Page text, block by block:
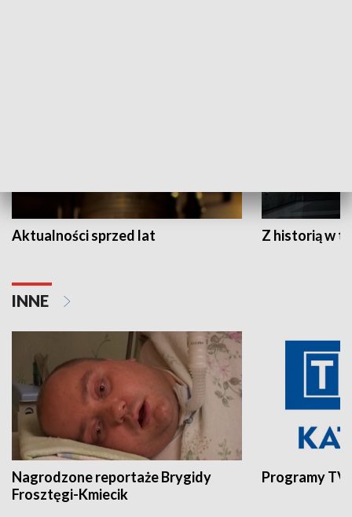
Aktualności sprzed lat Z historią w
INNE
Nagrodzone reportaże Brygidy
Frosztęgi-Kmiecik
Programy